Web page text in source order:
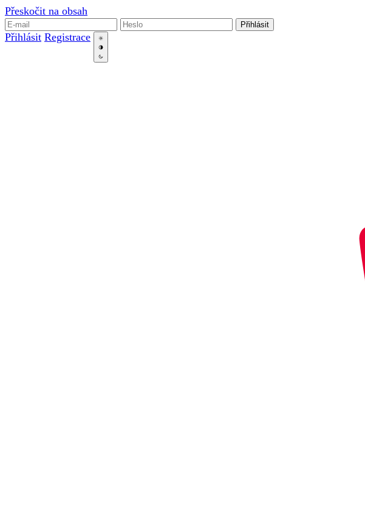
Přeskočit na obsah
Přihlásit
Přihlásit Registrace